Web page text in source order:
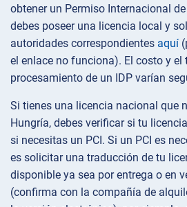
obtener un Permiso Internacional
debes poseer una licencia local y
autoridades correspondientes aquí
el enlace no funciona). El costo y el
procesamiento de un IDP varían
Si tienes una licencia nacional que
Hungría, debes verificar si tu
si necesitas un PCI. Si un PCI es
es solicitar una traducción de tu
disponible ya sea por entrega o en
(confirma con la compañía de